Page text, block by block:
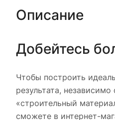
Описание
Добейтесь
Чтобы построить
результата,
«строительный
сможете в интернет-